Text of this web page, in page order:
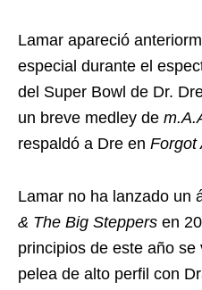
Lamar apareció
especial durante el
del Super Bowl de Dr.
un breve medley de
respaldó a Dre en Forgot
Lamar no ha lanzado un
& The Big Steppers en
principios de este año
pelea de alto perfil con